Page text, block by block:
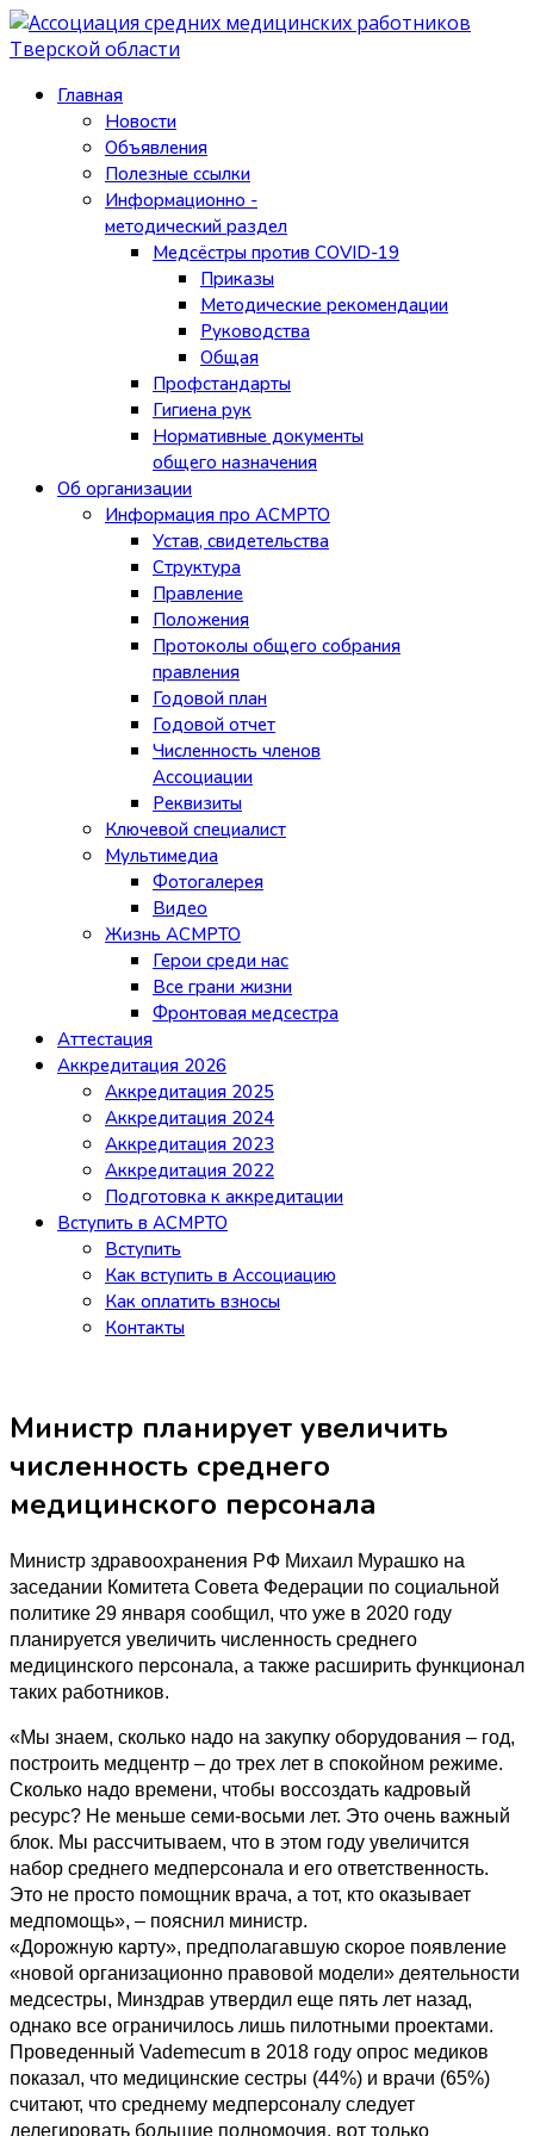
Главная
Новости
Объявления
Полезные ссылки
Информационно -
методический раздел
Медсёстры против COVID-19
Приказы
Методические рекомендации
Руководства
Общая
Профстандарты
Гигиена рук
Нормативные документы
общего назначения
Об организации
Информация про АСМРТО
Устав, свидетельства
Структура
Правление
Положения
Протоколы общего собрания
правления
Годовой план
Годовой отчет
Численность членов
Ассоциации
Реквизиты
Ключевой специалист
Мультимедиа
Фотогалерея
Видео
Жизнь АСМРТО
Герои среди нас
Все грани жизни
Фронтовая медсестра
Аттестация
Аккредитация 2026
Аккредитация 2025
Аккредитация 2024
Аккредитация 2023
Аккредитация 2022
Подготовка к аккредитации
Вступить в АСМРТО
Вступить
Как вступить в Ассоциацию
Как оплатить взносы
Контакты
Министр планирует увеличить
численность среднего
медицинского персонала
Министр здравоохранения РФ Михаил Мурашко на
заседании Комитета Совета Федерации по социальной
политике 29 января сообщил, что уже в 2020 году
планируется увеличить численность среднего
медицинского персонала, а также расширить функционал
таких работников.
«Мы знаем, сколько надо на закупку оборудования – год,
построить медцентр – до трех лет в спокойном режиме.
Сколько надо времени, чтобы воссоздать кадровый
ресурс? Не меньше семи-восьми лет. Это очень важный
блок. Мы рассчитываем, что в этом году увеличится
набор среднего медперсонала и его ответственность.
Это не просто помощник врача, а тот, кто оказывает
медпомощь», – пояснил министр.
«Дорожную карту», предполагавшую скорое появление
«новой организационно правовой модели» деятельности
медсестры, Минздрав утвердил еще пять лет назад,
однако все ограничилось лишь пилотными проектами.
Проведенный Vademecum в 2018 году опрос медиков
показал, что медицинские сестры (44%) и врачи (65%)
считают, что среднему медперсоналу следует
делегировать большие полномочия, вот только